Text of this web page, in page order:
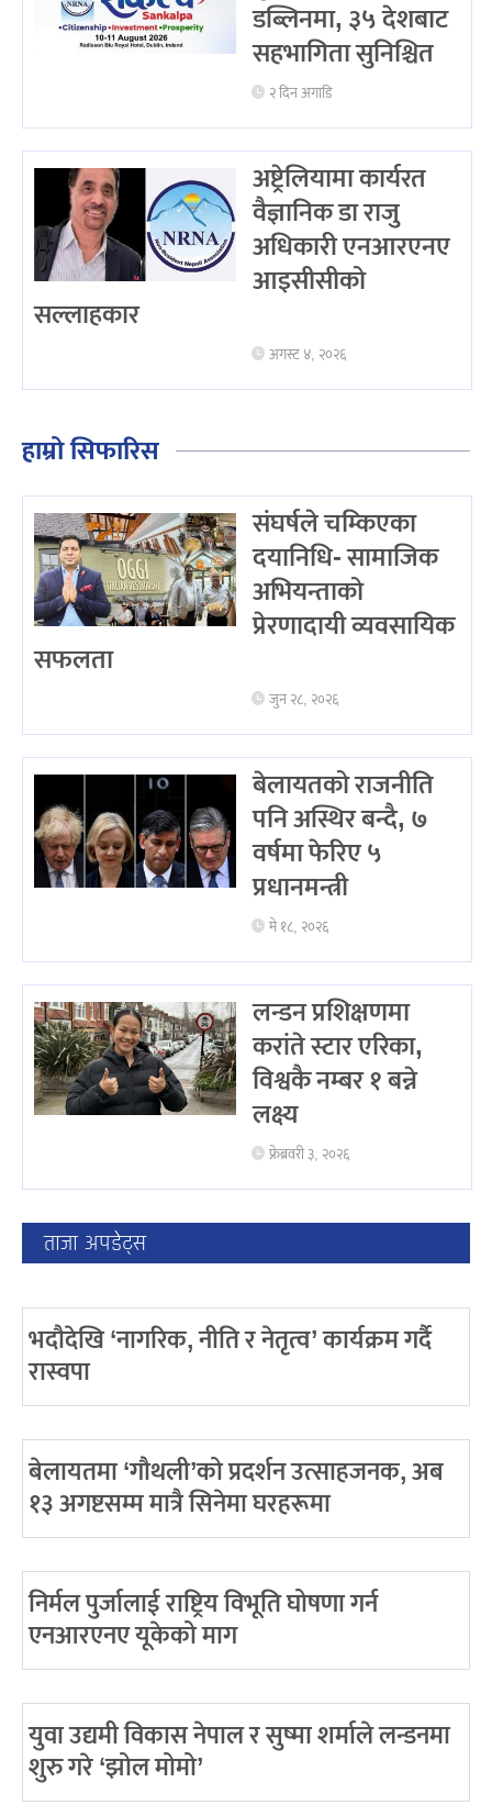
डब्लिनमा, ३५ देशबाट
सहभागिता सुनिश्चित
२ दिन अगाडि
अष्ट्रेलियामा कार्यरत
वैज्ञानिक डा राजु
अधिकारी एनआरएनए
आइसीसीको
सल्लाहकार
अगस्ट ४, २०२६
हाम्रो सिफारिस
संघर्षले चम्किएका
दयानिधि- सामाजिक
अभियन्ताको
प्रेरणादायी व्यवसायिक
सफलता
जुन २८, २०२६
बेलायतको राजनीति
पनि अस्थिर बन्दै, ७
वर्षमा फेरिए ५
प्रधानमन्त्री
मे १८, २०२६
लन्डन प्रशिक्षणमा
करांते स्टार एरिका,
विश्वकै नम्बर १ बन्ने
लक्ष्य
फ्रेब्रवरी ३, २०२६
ताजा अपडेट्स
भदौदेखि ‘नागरिक, नीति र नेतृत्व’ कार्यक्रम गर्दै
रास्वपा
बेलायतमा ‘गौथली’को प्रदर्शन उत्साहजनक, अब
१३ अगष्टसम्म मात्रै सिनेमा घरहरूमा
निर्मल पुर्जालाई राष्ट्रिय विभूति घोषणा गर्न
एनआरएनए यूकेको माग
युवा उद्यमी विकास नेपाल र सुष्मा शर्माले लन्डनमा
शुरु गरे ‘झोल मोमो’